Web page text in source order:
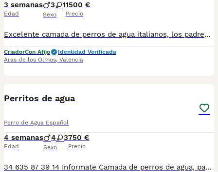
3 semanas
Edad
3 1
Sexo
1500 €
Precio
Excelente camada de perros de agua italianos, los padres son perros recolectores de trufa de primer nivel. Tienen pedigree de pura raza. Venta directa por el criador, N zoológico V-330 Son perros de trabajo con muy buen carácter, los padres viven en la vivienda familiar. Se entregan desparasitados, y vacunados según edad, cartilla veterinaria. Somos criadores serios, se pueden entregar iniciados en la recolección de trufas. Chip: 941010001541949
CriadorCon Afijo
Identidad Verificada
Aras de los Olmos, Valencia
Perritos de agua
Perro de Agua Español
4 semanas
Edad
4 3
Sexo
750 €
Precio
34 635 87 39 14 Informate Camada de perros de agua, padres con buen caracter y morfología Criamos en ambiente familiar Somos nucleo zoologico legalizado Estamos en Segovia/Valladolid... Colaboración con otros nucleos zoológicos Entregamos a nuestros Cachorros con dos vacunas cartilla de vacunación desparasitaciones y revisión veterinaria y garantías por escrito Pasaporte y chip a parte